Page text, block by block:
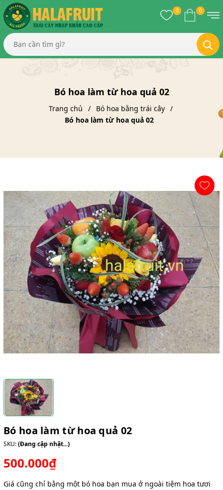
0 0
Bó hoa làm từ hoa quả 02
Trang chủ
Bó hoa bằng trái cây
Bó hoa làm từ hoa quả 02
Bó hoa làm từ hoa quả 02
SKU:(Đang cập nhật...)
500.000₫
Giá cũng chỉ bằng một bó hoa bạn mua ở ngoài tiệm hoa tươi